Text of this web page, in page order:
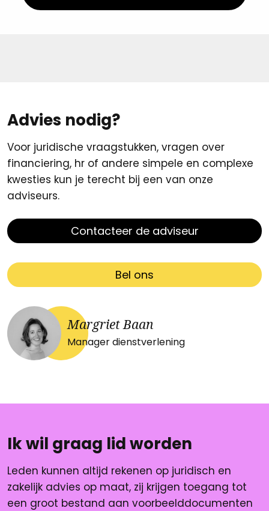
Advies nodig?
Voor juridische vraagstukken, vragen over
financiering, hr of andere simpele en complexe
kwesties kun je terecht bij een van onze
adviseurs.
Contacteer de adviseur
Bel ons
Margriet Baan
Manager dienstverlening
Ik wil graag lid worden
Leden kunnen altijd rekenen op juridisch en
zakelijk advies op maat, zij krijgen toegang tot
een groot bestand aan voorbeelddocumenten